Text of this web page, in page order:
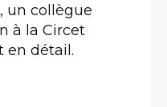
un collègue
à la Circet
en détail.